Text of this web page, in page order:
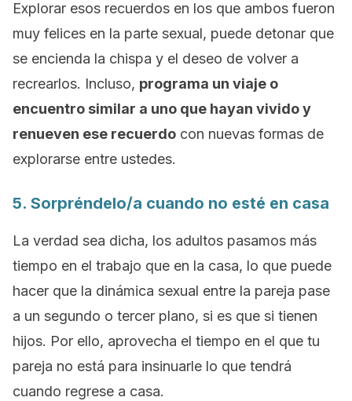
Explorar esos recuerdos en los que ambos fueron
muy felices en la parte sexual, puede detonar que
se encienda la chispa y el deseo de volver a
recrearlos. Incluso, programa un viaje o
encuentro similar a uno que hayan vivido y
renueven ese recuerdo con nuevas formas de
explorarse entre ustedes.
5. Sorpréndelo/a cuando no esté en casa
La verdad sea dicha, los adultos pasamos más
tiempo en el trabajo que en la casa, lo que puede
hacer que la dinámica sexual entre la pareja pase
a un segundo o tercer plano, si es que si tienen
hijos. Por ello, aprovecha el tiempo en el que tu
pareja no está para insinuarle lo que tendrá
cuando regrese a casa.